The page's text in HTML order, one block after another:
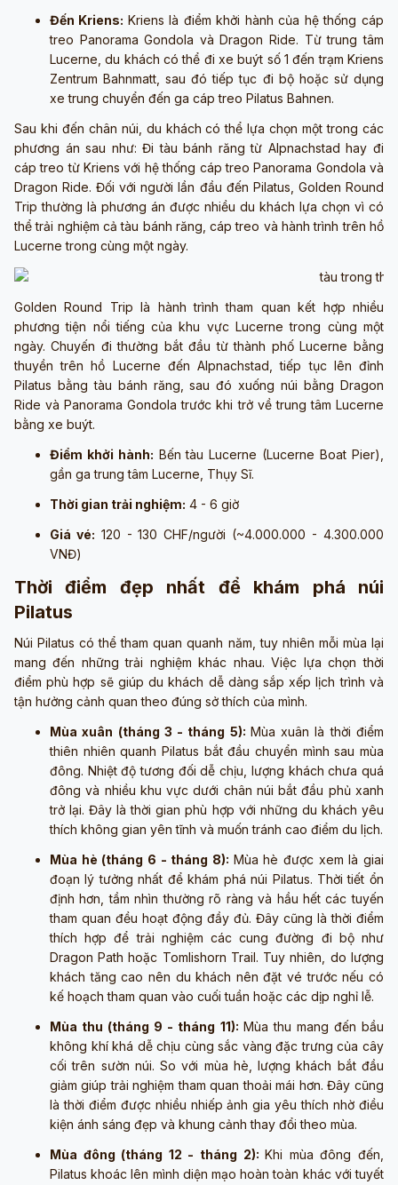
Đến Kriens: Kriens là điểm khởi hành của hệ thống cáp
treo Panorama Gondola và Dragon Ride. Từ trung tâm
Lucerne, du khách có thể đi xe buýt số 1 đến trạm Kriens
Zentrum Bahnmatt, sau đó tiếp tục đi bộ hoặc sử dụng
xe trung chuyển đến ga cáp treo Pilatus Bahnen.
Sau khi đến chân núi, du khách có thể lựa chọn một trong các
phương án sau như: Đi tàu bánh răng từ Alpnachstad hay đi
cáp treo từ Kriens với hệ thống cáp treo Panorama Gondola và
Dragon Ride. Đối với người lần đầu đến Pilatus, Golden Round
Trip thường là phương án được nhiều du khách lựa chọn vì có
thể trải nghiệm cả tàu bánh răng, cáp treo và hành trình trên hồ
Lucerne trong cùng một ngày.
Golden Round Trip là hành trình tham quan kết hợp nhiều
phương tiện nổi tiếng của khu vực Lucerne trong cùng một
ngày. Chuyến đi thường bắt đầu từ thành phố Lucerne bằng
thuyền trên hồ Lucerne đến Alpnachstad, tiếp tục lên đỉnh
Pilatus bằng tàu bánh răng, sau đó xuống núi bằng Dragon
Ride và Panorama Gondola trước khi trở về trung tâm Lucerne
bằng xe buýt.
Điểm khởi hành: Bến tàu Lucerne (Lucerne Boat Pier),
gần ga trung tâm Lucerne, Thụy Sĩ.
Thời gian trải nghiệm: 4 - 6 giờ
Giá vé: 120 - 130 CHF/người (~4.000.000 - 4.300.000
VNĐ)
Thời điểm đẹp nhất để khám phá núi
Pilatus
Núi Pilatus có thể tham quan quanh năm, tuy nhiên mỗi mùa lại
mang đến những trải nghiệm khác nhau. Việc lựa chọn thời
điểm phù hợp sẽ giúp du khách dễ dàng sắp xếp lịch trình và
tận hưởng cảnh quan theo đúng sở thích của mình.
Mùa xuân (tháng 3 - tháng 5): Mùa xuân là thời điểm
thiên nhiên quanh Pilatus bắt đầu chuyển mình sau mùa
đông. Nhiệt độ tương đối dễ chịu, lượng khách chưa quá
đông và nhiều khu vực dưới chân núi bắt đầu phủ xanh
trở lại. Đây là thời gian phù hợp với những du khách yêu
thích không gian yên tĩnh và muốn tránh cao điểm du lịch.
Mùa hè (tháng 6 - tháng 8): Mùa hè được xem là giai
đoạn lý tưởng nhất để khám phá núi Pilatus. Thời tiết ổn
định hơn, tầm nhìn thường rõ ràng và hầu hết các tuyến
tham quan đều hoạt động đầy đủ. Đây cũng là thời điểm
thích hợp để trải nghiệm các cung đường đi bộ như
Dragon Path hoặc Tomlishorn Trail. Tuy nhiên, do lượng
khách tăng cao nên du khách nên đặt vé trước nếu có
kế hoạch tham quan vào cuối tuần hoặc các dịp nghỉ lễ.
Mùa thu (tháng 9 - tháng 11): Mùa thu mang đến bầu
không khí khá dễ chịu cùng sắc vàng đặc trưng của cây
cối trên sườn núi. So với mùa hè, lượng khách bắt đầu
giảm giúp trải nghiệm tham quan thoải mái hơn. Đây cũng
là thời điểm được nhiều nhiếp ảnh gia yêu thích nhờ điều
kiện ánh sáng đẹp và khung cảnh thay đổi theo mùa.
Mùa đông (tháng 12 - tháng 2):Khi mùa đông đến,
Pilatus khoác lên mình diện mạo hoàn toàn khác với tuyết